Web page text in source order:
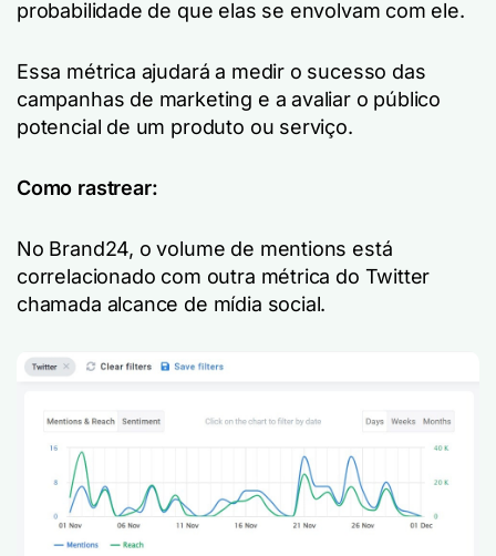
probabilidade de que elas se envolvam com ele.
Essa métrica ajudará a medir o sucesso das
campanhas de marketing e a avaliar o público
potencial de um produto ou serviço.
Como rastrear:
No Brand24, o volume de mentions está
correlacionado com outra métrica do Twitter
chamada alcance de mídia social.